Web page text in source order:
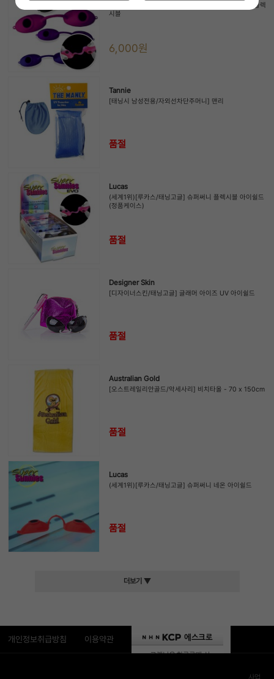
(세계1위)[루카스/태닝고글] 슈퍼써니 에보 아이쉴드 플렉
시블
6,000원
Tannie
[태닝시 남성전용/자외선차단주머니] 맨리
품절
Lucas
(세계1위)[루카스/태닝고글] 슈퍼써니 플렉시블 아이쉴드
(정품케이스)
품절
Designer Skin
[디자이너스킨/태닝고글] 글래머 아이즈 UV 아이쉴드
품절
Australian Gold
[오스트레일리안골드/악세사리] 비치타올 - 70 x 150cm
품절
Lucas
(세계1위)[루카스/태닝고글] 슈퍼써니 네온 아이쉴드
품절
더보기 ▼
개인정보취급방침 이용약관
사업